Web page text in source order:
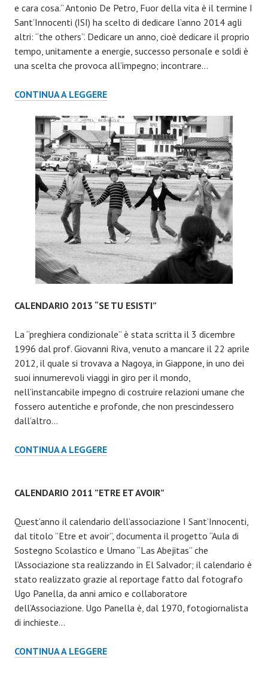
e cara cosa.” Antonio De Petro, Fuor della vita è il termine I
Sant’Innocenti (ISI) ha scelto di dedicare l’anno 2014 agli
altri: “the others”. Dedicare un anno, cioè dedicare il proprio
tempo, unitamente a energie, successo personale e soldi è
una scelta che provoca all’impegno; incontrare…
CONTINUA A LEGGERECALENDARIO
“THE
OTHERS”
CALENDARIO 2013 “SE TU ESISTI”
La “preghiera condizionale” è stata scritta il 3 dicembre
1996 dal prof. Giovanni Riva, venuto a mancare il 22 aprile
2012, il quale si trovava a Nagoya, in Giappone, in uno dei
suoi innumerevoli viaggi in giro per il mondo,
nell’instancabile impegno di costruire relazioni umane che
fossero autentiche e profonde, che non prescindessero
dall’altro…
CONTINUA A LEGGERECALENDARIO
TU
CALENDARIO 2011 ”ETRE ET AVOIR”
Quest’anno il calendario dell’associazione I Sant’Innocenti,
dal titolo ”Etre et avoir”, documenta il progetto “Aula di
Sostegno Scolastico e Umano “Las Abejitas” che
l’Associazione sta realizzando in El Salvador; il calendario è
stato realizzato grazie al reportage fatto dal fotografo
Ugo Panella, da anni amico e collaboratore
dell’Associazione. Ugo Panella è, dal 1970, fotogiornalista
di inchieste…
CONTINUA A LEGGERECALENDARIO